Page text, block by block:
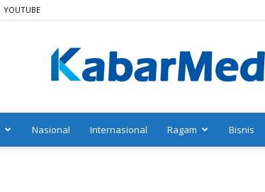
YOUTUBE
Nasional Internasional Ragam Bisnis